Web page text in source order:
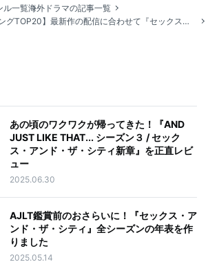
ル一覧海外ドラマの記事一覧
【6月海外ドラマランキングTOP20】最新作の配信に合わせて『セックス・アンド・ザ・シティ』シリーズが上位にランクイン！
あの頃のワクワクが帰ってきた！『AND
JUST LIKE THAT... シーズン３ / セック
ス・アンド・ザ・シティ新章』を正直レビ
ュー
2025.06.30
AJLT鑑賞前のおさらいに！『セックス・ア
ンド・ザ・シティ』全シーズンの年表を作
りました
2025.05.14